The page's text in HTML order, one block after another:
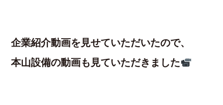
企業紹介動画を見せていただいたので、
本山設備の動画も見ていただきました